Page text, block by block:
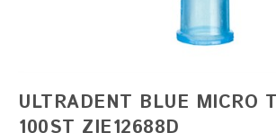
ULTRADENT BLUE MICRO